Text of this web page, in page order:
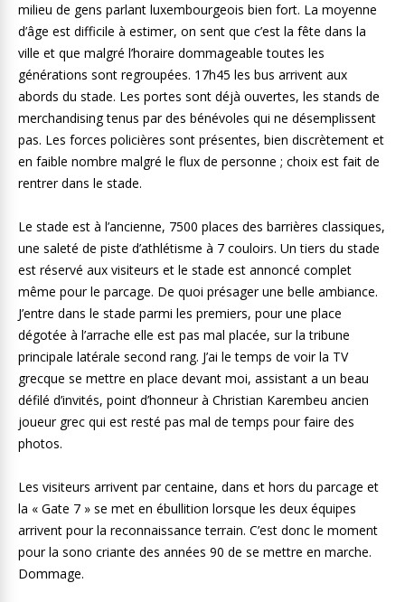
milieu de gens parlant luxembourgeois bien fort. La moyenne
d’âge est difficile à estimer, on sent que c’est la fête dans la
ville et que malgré l’horaire dommageable toutes les
générations sont regroupées. 17h45 les bus arrivent aux
abords du stade. Les portes sont déjà ouvertes, les stands de
merchandising tenus par des bénévoles qui ne désemplissent
pas. Les forces policières sont présentes, bien discrètement et
en faible nombre malgré le flux de personne ; choix est fait de
rentrer dans le stade.
Le stade est à l’ancienne, 7500 places des barrières classiques,
une saleté de piste d’athlétisme à 7 couloirs. Un tiers du stade
est réservé aux visiteurs et le stade est annoncé complet
même pour le parcage. De quoi présager une belle ambiance.
J’entre dans le stade parmi les premiers, pour une place
dégotée à l’arrache elle est pas mal placée, sur la tribune
principale latérale second rang. J’ai le temps de voir la TV
grecque se mettre en place devant moi, assistant a un beau
défilé d’invités, point d’honneur à Christian Karembeu ancien
joueur grec qui est resté pas mal de temps pour faire des
photos.
Les visiteurs arrivent par centaine, dans et hors du parcage et
la « Gate 7 » se met en ébullition lorsque les deux équipes
arrivent pour la reconnaissance terrain. C’est donc le moment
pour la sono criante des années 90 de se mettre en marche.
Dommage.